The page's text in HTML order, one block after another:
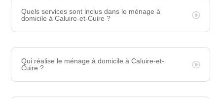
Quels services sont inclus dans le ménage à
domicile à Caluire-et-Cuire ?
Qui réalise le ménage à domicile à Caluire-et-
Cuire ?